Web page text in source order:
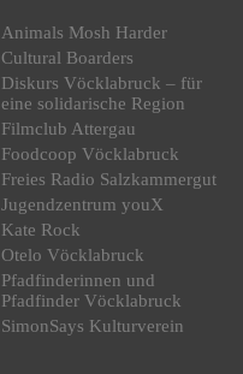
Animals Mosh Harder
Cultural Boarders
Diskurs Vöcklabruck – für
eine solidarische Region
Filmclub Attergau
Foodcoop Vöcklabruck
Freies Radio Salzkammergut
Jugendzentrum youX
Kate Rock
Otelo Vöcklabruck
Pfadfinderinnen und
Pfadfinder Vöcklabruck
SimonSays Kulturverein